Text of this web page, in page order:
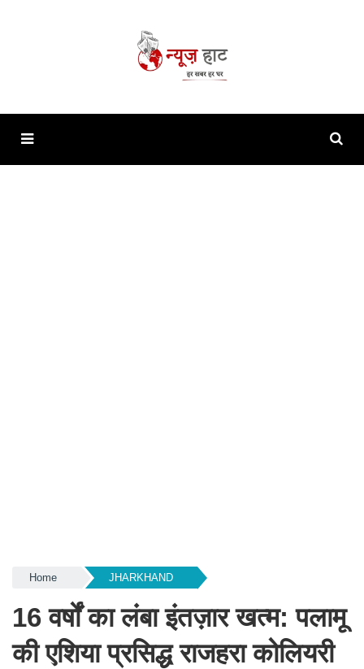
Home JHARKHAND
16 वर्षों का लंबा इंतज़ार खत्म: पलामू
की एशिया प्रसिद्ध राजहरा कोलियरी